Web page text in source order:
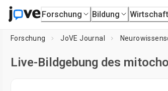
Forschung Bildung Wirtschaft
Forschung JoVE Journal
Live-Bildgebung des